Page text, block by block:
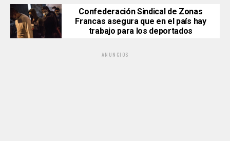
Confederación Sindical de Zonas
Francas asegura que en el país hay
trabajo para los deportados
ANUNCIOS